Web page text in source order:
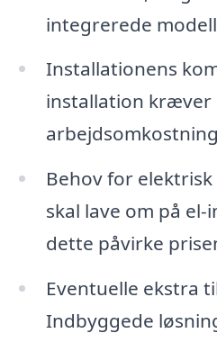
integrerede
Installationens
installation kræver
Behov for
skal lave om på
dette påvirke
Eventuelle ekstra
Indbyggede